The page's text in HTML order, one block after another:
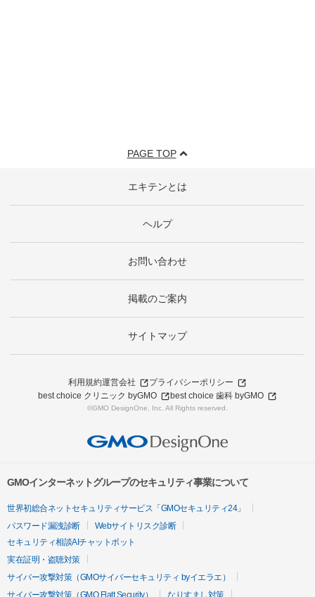
PAGE TOP
エキテンとは
ヘルプ
お問い合わせ
掲載のご案内
サイトマップ
利用規約運営会社
プライバシーポリシー
best choice クリニック byGMO
best choice 歯科 byGMO
©GMO DesignOne, Inc. All Rights reserved.
GMOインターネットグループのセキュリティ事業について
世界初総合ネットセキュリティサービス「GMOセキュリティ24」
パスワード漏洩診断
Webサイトリスク診断
セキュリティ相談AIチャットボット
実在証明・盗聴対策
サイバー攻撃対策（GMOサイバーセキュリティ byイエラエ）
サイバー攻撃対策（GMO Flatt Security）
なりすまし対策